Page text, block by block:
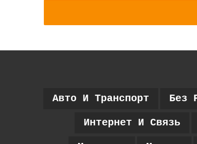
Авто И Транспорт Без
Интернет И Связь